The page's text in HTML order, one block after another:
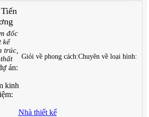
đốc
kế
trúc,
án:
kinh
Giỏi về phong cách:Chuyên về loại hình:
Nhà thiết kế